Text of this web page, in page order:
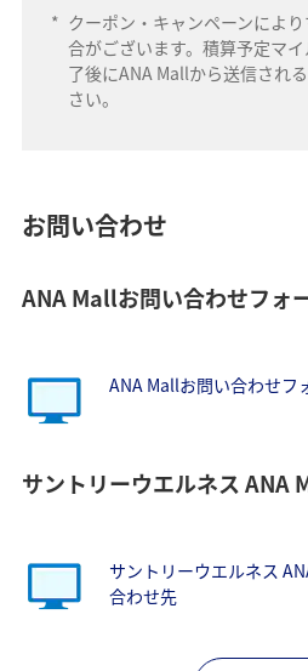
* クーポン・キャンペーンによ
合がございます。積算予定マ
了後にANA Mallから送信され
さい。
お問い合わせ
ANA Mallお問い合わせフォ
ANA Mallお問い合わせフ
サントリーウエルネス ANA
サントリーウエルネス
合わせ先